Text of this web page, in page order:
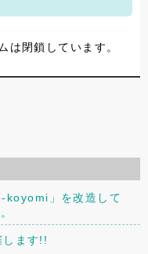
は閉鎖しています。
koyomi」を改造して
ます!!